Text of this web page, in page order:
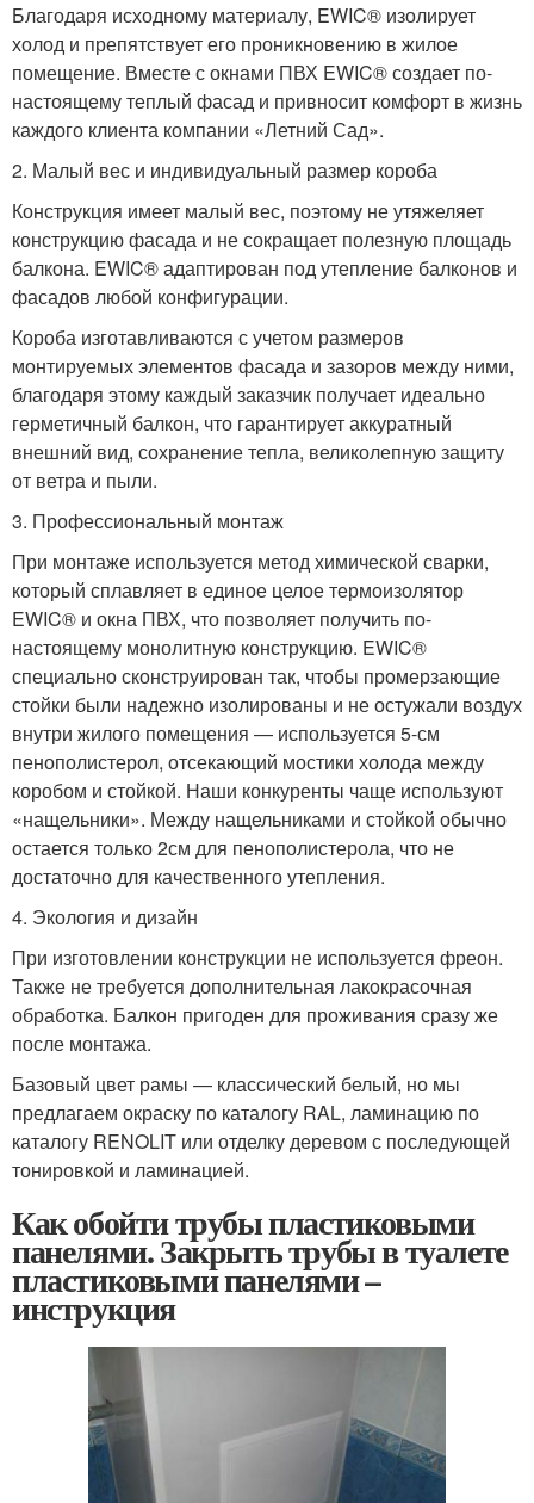
Благодаря исходному материалу, EWIC® изолирует
холод и препятствует его проникновению в жилое
помещение. Вместе с окнами ПВХ EWIC® создает по-
настоящему теплый фасад и привносит комфорт в жизнь
каждого клиента компании «Летний Сад».
2. Малый вес и индивидуальный размер короба
Конструкция имеет малый вес, поэтому не утяжеляет
конструкцию фасада и не сокращает полезную площадь
балкона. EWIC® адаптирован под утепление балконов и
фасадов любой конфигурации.
Короба изготавливаются с учетом размеров
монтируемых элементов фасада и зазоров между ними,
благодаря этому каждый заказчик получает идеально
герметичный балкон, что гарантирует аккуратный
внешний вид, сохранение тепла, великолепную защиту
от ветра и пыли.
3. Профессиональный монтаж
При монтаже используется метод химической сварки,
который сплавляет в единое целое термоизолятор
EWIC® и окна ПВХ, что позволяет получить по-
настоящему монолитную конструкцию. EWIC®
специально сконструирован так, чтобы промерзающие
стойки были надежно изолированы и не остужали воздух
внутри жилого помещения — используется 5-см
пенополистерол, отсекающий мостики холода между
коробом и стойкой. Наши конкуренты чаще используют
«нащельники». Между нащельниками и стойкой обычно
остается только 2см для пенополистерола, что не
достаточно для качественного утепления.
4. Экология и дизайн
При изготовлении конструкции не используется фреон.
Также не требуется дополнительная лакокрасочная
обработка. Балкон пригоден для проживания сразу же
после монтажа.
Базовый цвет рамы — классический белый, но мы
предлагаем окраску по каталогу RAL, ламинацию по
каталогу RENOLIT или отделку деревом с последующей
тонировкой и ламинацией.
Как обойти трубы пластиковыми
панелями. Закрыть трубы в туалете
пластиковыми панелями –
инструкция